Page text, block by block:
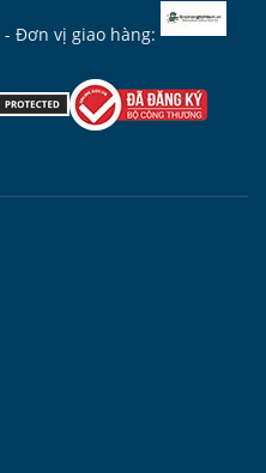
- Đơn vị giao hàng: